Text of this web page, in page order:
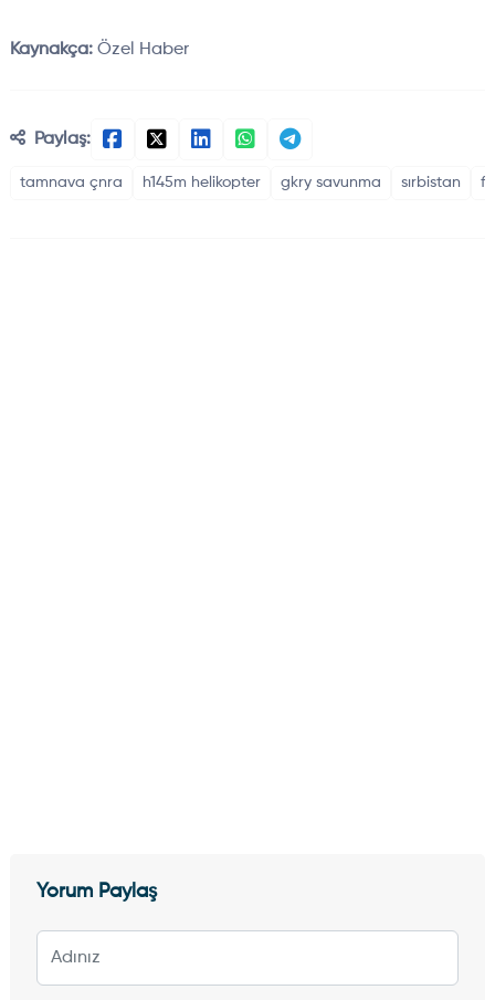
Kaynakça: Özel Haber
Paylaş:
tamnava çnra h145m helikopter gkry savunma sırbistan
Yorum Paylaş